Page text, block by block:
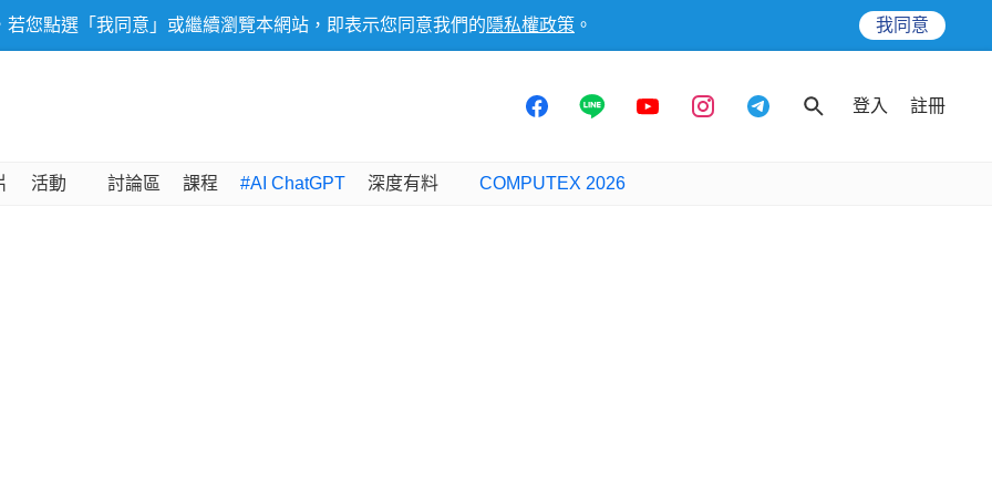
您點選「我同意」或繼續瀏覽本網站，即表示您同意我們的 隱私權政策 。 我同意
登入 註冊
活動 討論區 課程 #AI ChatGPT 深度有料 COMPUTEX 2026